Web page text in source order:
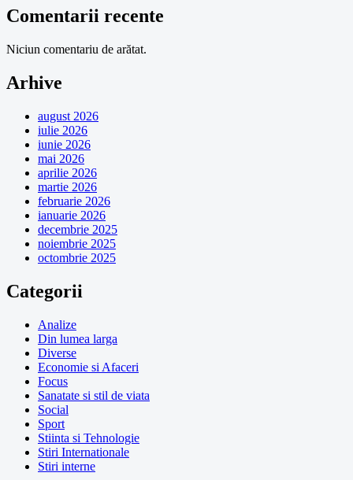
Comentarii recente
Niciun comentariu de arătat.
Arhive
august 2026
iulie 2026
iunie 2026
mai 2026
aprilie 2026
martie 2026
februarie 2026
ianuarie 2026
decembrie 2025
noiembrie 2025
octombrie 2025
Categorii
Analize
Din lumea larga
Diverse
Economie si Afaceri
Focus
Sanatate si stil de viata
Social
Sport
Stiinta si Tehnologie
Stiri Internationale
Stiri interne